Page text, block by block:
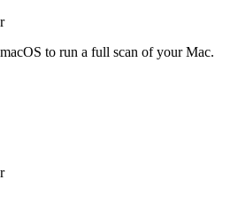
to run a full scan of your Mac.